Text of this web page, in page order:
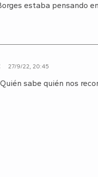
estaba pensando
27/9/22, 20:45
sabe quién nos